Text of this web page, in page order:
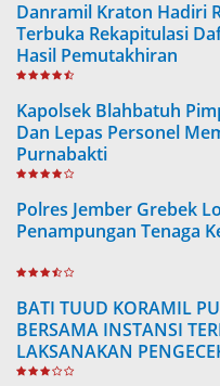
Danramil Kraton Hadiri
Terbuka Rekapitulasi
Hasil Pemutakhiran
Kapolsek Blahbatuh
Dan Lepas Personel
Purnabakti
Polres Jember Grebek
Penampungan Tenaga
BATI TUUD KORAMIL
BERSAMA INSTANSI
LAKSANAKAN
SEMBAKO